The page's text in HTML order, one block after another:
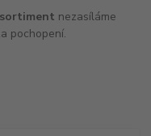
nezasíláme
pochopení.